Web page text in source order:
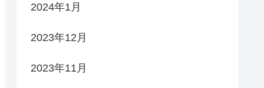
2024年1月
2023年12月
2023年11月